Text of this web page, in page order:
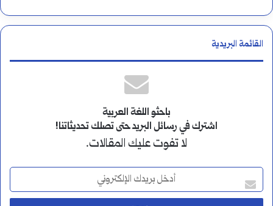
القائمة البريدية
باحثو اللغة العربية
اشترك في رسائل البريد حتى تصلك تحديثاتنا!
لا تفوت عليك المقالات.